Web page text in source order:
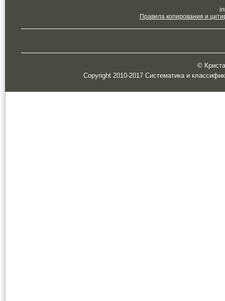
Правила копирования и
©
Copyright 2010-2017 Систематика и